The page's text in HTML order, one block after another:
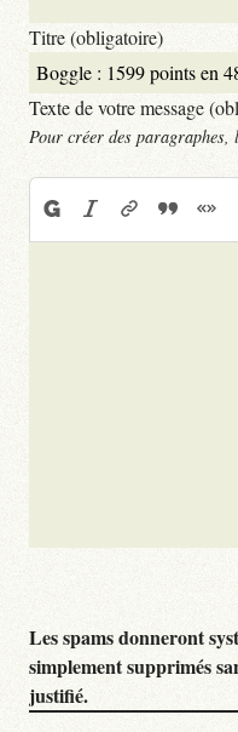
Titre (obligatoire)
Texte de votre message
Pour créer des paragraphes,
Les spams donneront
simplement supprimés
justifié.